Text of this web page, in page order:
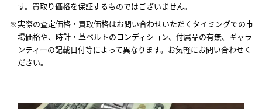
す。買取り価格を保証するものではございません。
実際の査定価格・買取価格はお問い合わせいただくタイミングでの市
場価格や、時計・革ベルトのコンディション、付属品の有無、ギャラ
ンティーの記載日付等によって異なります。お気軽にお問い合わせく
ださい。